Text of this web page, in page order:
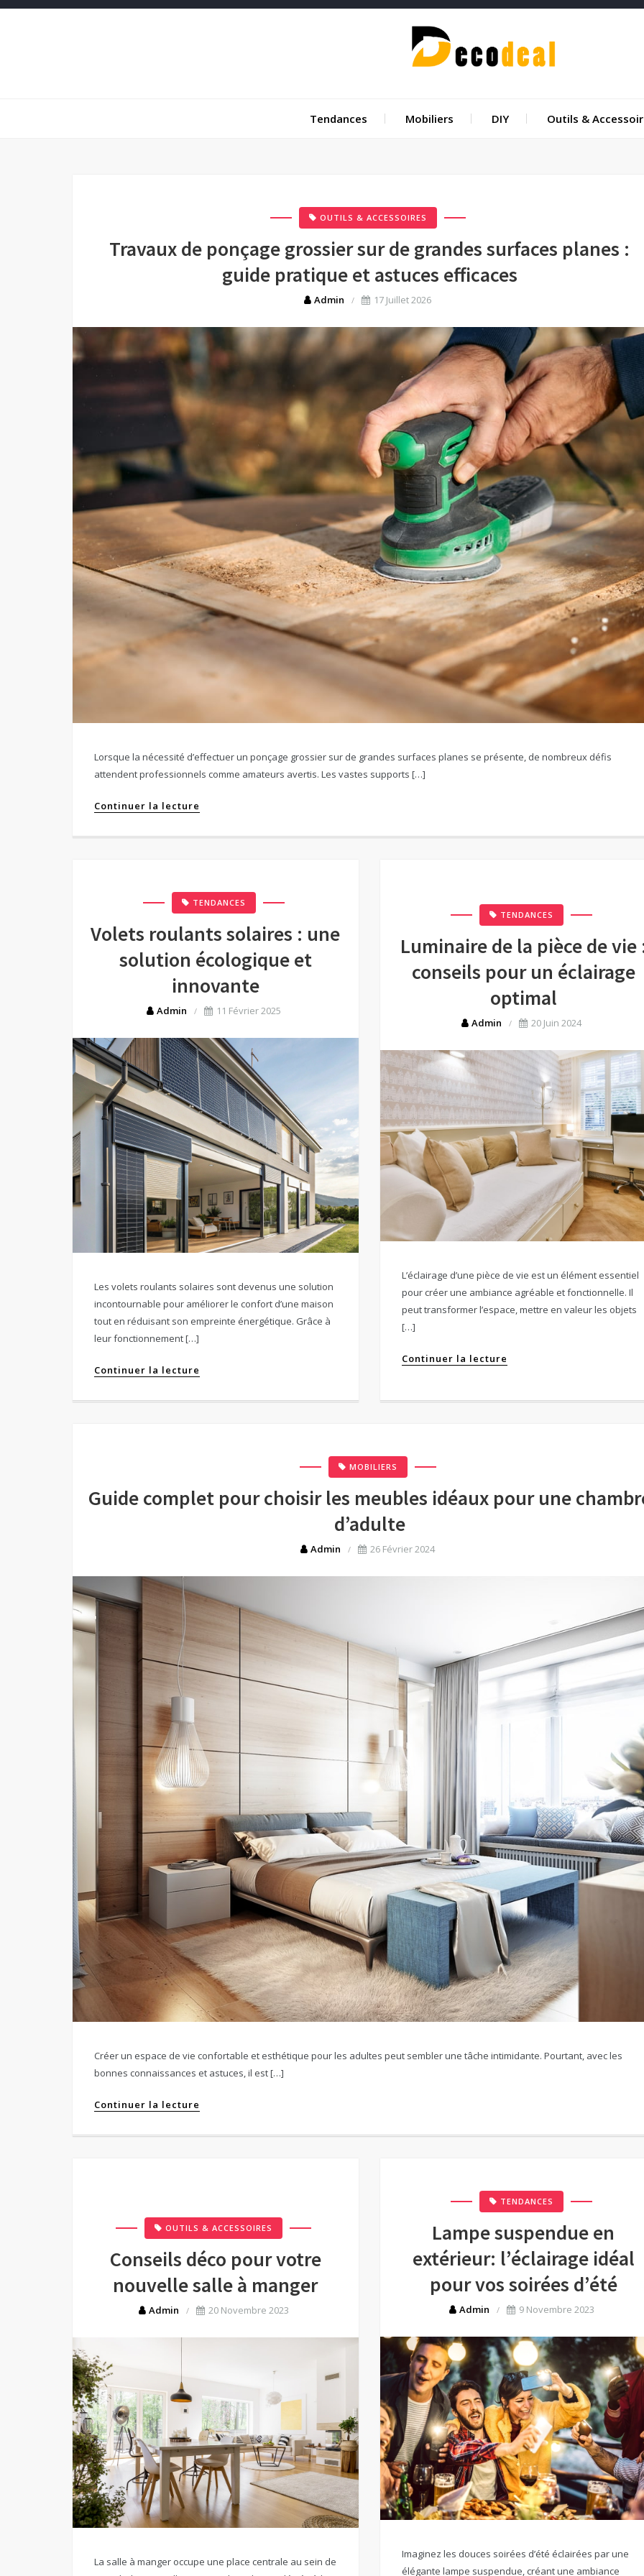
Skip
Tendances Mobiliers DIY Outils &
OUTILS & ACCESSOIRES
Travaux de ponçage grossier sur de grandes surfaces planes :
guide pratique et astuces efficaces
Admin 17 Juillet 2026
Lorsque la nécessité d’effectuer un ponçage grossier sur de grandes surfaces planes se présente, de nombreux défis
attendent professionnels comme amateurs avertis. Les vastes supports […]
Continuer la lecture
TENDANCES
Volets roulants solaires : une
solution écologique et
innovante
Admin 11 Février 2025
Les volets roulants solaires sont devenus une solution
incontournable pour améliorer le confort d’une maison
tout en réduisant son empreinte énergétique. Grâce à
leur fonctionnement […]
Continuer la lecture
TENDANCES
Luminaire de la pièce de vie
conseils pour un éclairage
optimal
Admin 20 Juin 2024
L’éclairage d’une pièce de vie est un élément essentiel
pour créer une ambiance agréable et fonctionnelle. Il
peut transformer l’espace, mettre en valeur les objets
[…]
Continuer la lecture
MOBILIERS
Guide complet pour choisir les meubles idéaux pour une
d’adulte
Admin 26 Février 2024
Créer un espace de vie confortable et esthétique pour les adultes peut sembler une tâche intimidante. Pourtant, avec les
bonnes connaissances et astuces, il est […]
Continuer la lecture
OUTILS & ACCESSOIRES
Conseils déco pour votre
nouvelle salle à manger
Admin 20 Novembre 2023
La salle à manger occupe une place centrale au sein de
TENDANCES
Lampe suspendue en
extérieur: l’éclairage idéal
pour vos soirées d’été
Admin 9 Novembre 2023
Imaginez les douces soirées d’été éclairées par une
élégante lampe suspendue, créant une ambiance